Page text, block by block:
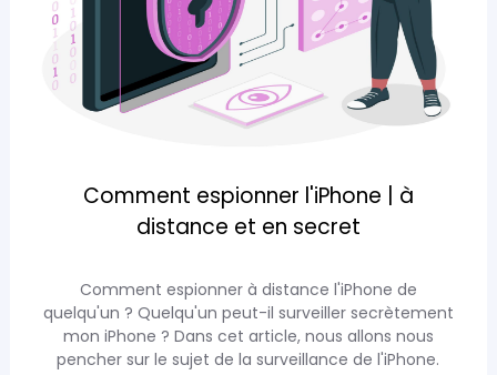
Comment espionner l'iPhone | à
distance et en secret
Comment espionner à distance l'iPhone de
quelqu'un ? Quelqu'un peut-il surveiller secrètement
mon iPhone ? Dans cet article, nous allons nous
pencher sur le sujet de la surveillance de l'iPhone.